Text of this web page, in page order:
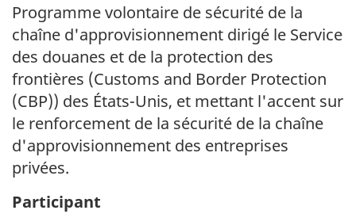
Programme volontaire de sécurité de la
chaîne d'approvisionnement dirigé le Service
des douanes et de la protection des
frontières (Customs and Border Protection
(CBP)) des États-Unis, et mettant l'accent sur
le renforcement de la sécurité de la chaîne
d'approvisionnement des entreprises
privées.
Participant